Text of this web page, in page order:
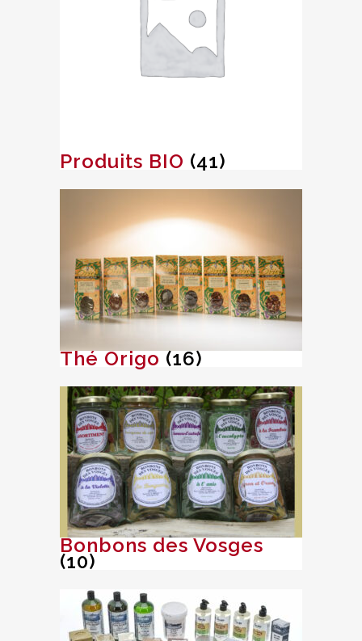
Produits BIO (41)
Thé Origo(16)
Bonbons des Vosges
(10)